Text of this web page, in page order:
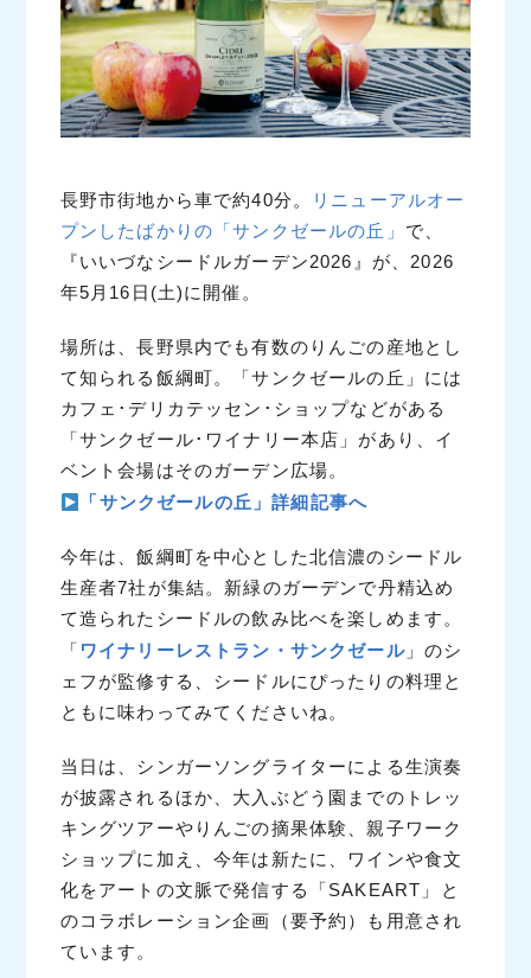
長野市街地から車で約40分。
リニューアルオー
プンしたばかりの「サンクゼールの丘」 で、
『いいづなシードルガーデン2026』が、2026
年5月16日(土)に開催。
場所は、長野県内でも有数のりんごの産地とし
て知られる飯綱町。「サンクゼールの丘」には
カフェ･デリカテッセン･ショップなどがある
「サンクゼール･ワイナリー本店」があり、イ
ベント会場はそのガーデン広場。
「サンクゼールの丘」詳細記事へ
今年は、飯綱町を中心とした北信濃のシードル
生産者7社が集結。新緑のガーデンで丹精込め
て造られたシードルの飲み比べを楽しめます。
「 ワイナリーレストラン・サンクゼール」のシ
ェフが監修する、シードルにぴったりの料理と
ともに味わってみてくださいね。
当日は、シンガーソングライターによる生演奏
が披露されるほか、大入ぶどう園までのトレッ
キングツアーやりんごの摘果体験、親子ワーク
ショップに加え、今年は新たに、ワインや食文
化をアートの文脈で発信する「SAKEART」と
のコラボレーション企画（要予約）も用意され
ています。